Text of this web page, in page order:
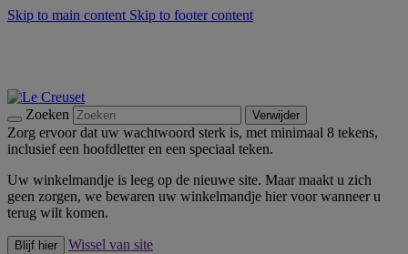
Skip to main content Skip to footer content
Zoeken Verwijder
Zorg ervoor dat uw wachtwoord sterk is, met minimaal 8 tekens,
inclusief een hoofdletter en een speciaal teken.
Uw winkelmandje is leeg op de nieuwe site. Maar maakt u zich
geen zorgen, we bewaren uw winkelmandje hier voor wanneer u
terug wilt komen.
Blijf hier
Wissel van site